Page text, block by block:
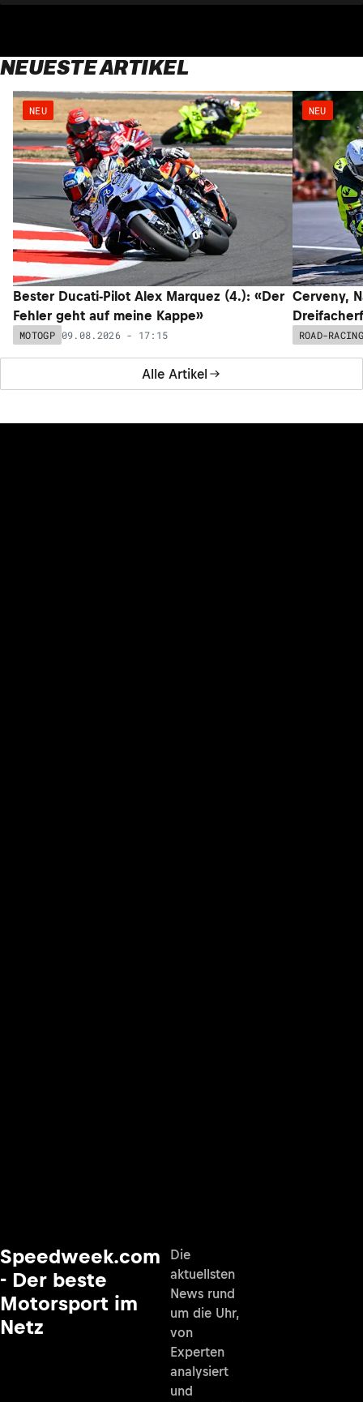
NEUESTE ARTIKEL
Alle Artikel
NEU
Bester Ducati-Pilot Alex Marquez (4.): «Der
Fehler geht auf meine Kappe»
MOTOGP 09.08.2026 - 17:15
NEU
Cerveny,
ROAD-RACING
Speedweek.com
- Der beste
Motorsport im
Netz
Die
aktuellsten
News rund
um die Uhr,
von
Experten
analysiert
und